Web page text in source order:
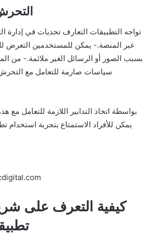
عبر المنصة.- يمكن للمستخدمين التعرض
بسبب الصور أو الرسائل الغير ملائمة.- من
سياسات صارمة للتعامل مع
بواسطة اتخاذ التدابير اللازمة للتعامل مع
يمكن للأفراد الاستمتاع بتجربة استخدام
كيفية التعرف على